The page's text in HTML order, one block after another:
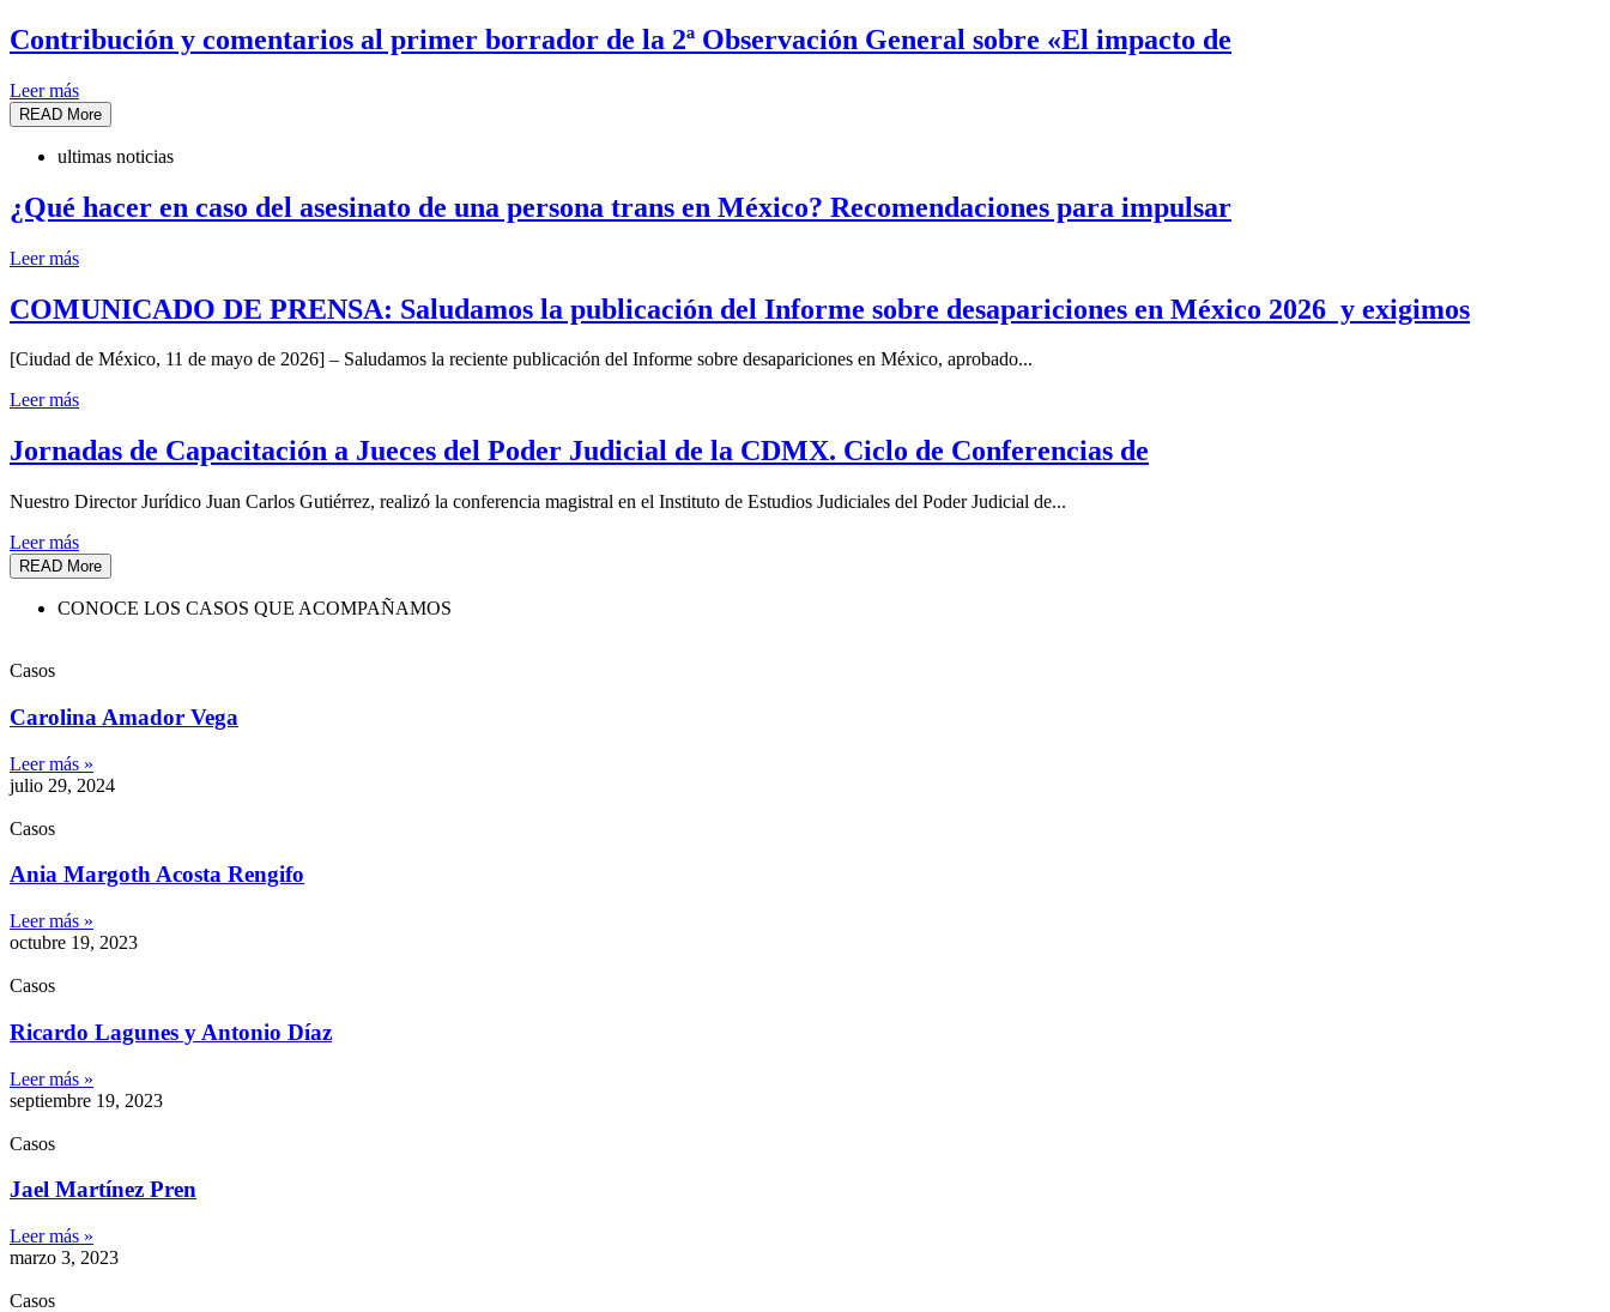
Contribución y comentarios al primer borrador de la 2ª Observación General sobre «El impacto de
Leer más
READ More
ultimas noticias
¿Qué hacer en caso del asesinato de una persona trans en México? Recomendaciones para impulsar
Leer más
COMUNICADO DE PRENSA: Saludamos la publicación del Informe sobre desapariciones en México 2026 y exigimos
[Ciudad de México, 11 de mayo de 2026] – Saludamos la reciente publicación del Informe sobre desapariciones en México, aprobado...
Leer más
Jornadas de Capacitación a Jueces del Poder Judicial de la CDMX. Ciclo de Conferencias de
Nuestro Director Jurídico Juan Carlos Gutiérrez, realizó la conferencia magistral en el Instituto de Estudios Judiciales del Poder Judicial de...
Leer más
READ More
CONOCE LOS CASOS QUE ACOMPAÑAMOS
Casos
Carolina Amador Vega
Leer más »
julio 29, 2024
Casos
Ania Margoth Acosta Rengifo
Leer más »
octubre 19, 2023
Casos
Ricardo Lagunes y Antonio Díaz
Leer más »
septiembre 19, 2023
Casos
Jael Martínez Pren
Leer más »
marzo 3, 2023
Casos